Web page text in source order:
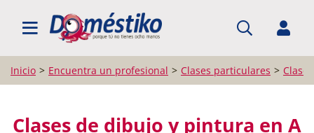
BUSCAR PROFESIONALES
Inicio Encuentra un profesional Clases particulares
Clases de dibujo y pintura en A